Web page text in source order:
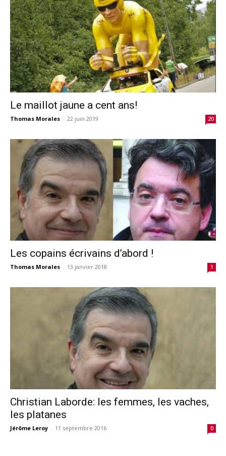
Le maillot jaune a cent ans!
Thomas Morales - 22 juin 2019 20
Les copains écrivains d’abord !
Thomas Morales - 13 janvier 2018 1
Christian Laborde: les femmes, les vaches,
les platanes
Jérôme Leroy - 11 septembre 2016 0